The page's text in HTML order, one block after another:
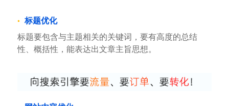
标题优化
标题要包含与主题相关的关键词，要有高度的总结
性、概括性，能表达出文章主旨思想。